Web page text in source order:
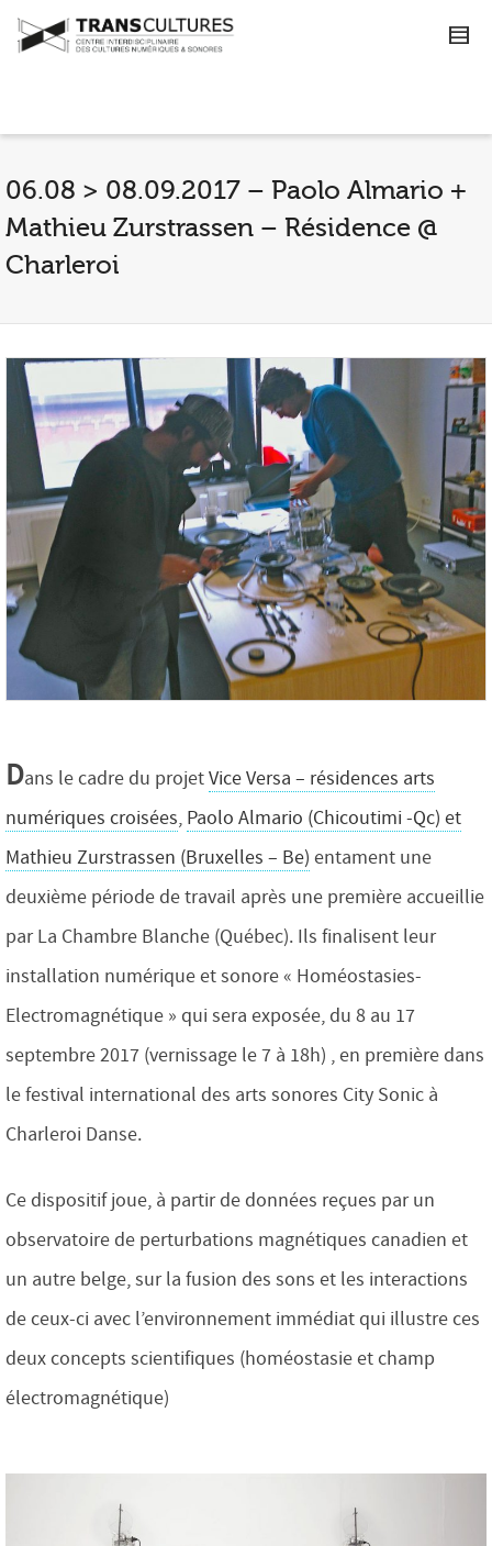
06.08 > 08.09.2017 – Paolo Almario +
Mathieu Zurstrassen – Résidence @
Charleroi
Dans le cadre du projetVice Versa – résidences arts
numériques croisées, Paolo Almario (Chicoutimi -Qc) et
Mathieu Zurstrassen (Bruxelles – Be) entament une
deuxième période de travail après une première accueillie
par La Chambre Blanche (Québec). Ils finalisent leur
installation numérique et sonore « Homéostasies-
Electromagnétique » qui sera exposée, du 8 au 17
septembre 2017 (vernissage le 7 à 18h) , en première dans
le festival international des arts sonores City Sonic à
Charleroi Danse.
Ce dispositifjoue, à partir de données reçues par un
observatoire de perturbations magnétiques canadien et
un autre belge, sur la fusion des sons et les interactions
de ceux-ci avec l’environnement immédiat qui illustre ces
deux concepts scientifiques (homéostasie et champ
électromagnétique)